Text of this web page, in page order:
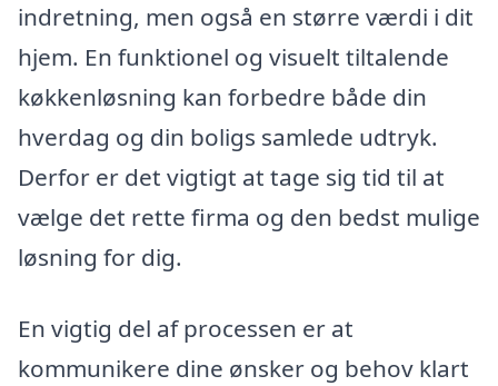
indretning, men også en større værdi i dit
hjem. En funktionel og visuelt tiltalende
køkkenløsning kan forbedre både din
hverdag og din boligs samlede udtryk.
Derfor er det vigtigt at tage sig tid til at
vælge det rette firma og den bedst mulige
løsning for dig.
En vigtig del af processen er at
kommunikere dine ønsker og behov klart